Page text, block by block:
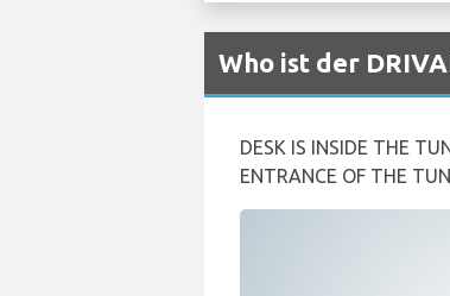
Who ist der
DESK IS INSIDE THE
ENTRANCE OF THE